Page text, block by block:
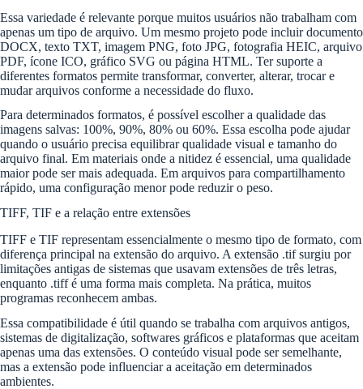
Essa variedade é relevante porque muitos usuários não trabalham com
apenas um tipo de arquivo. Um mesmo projeto pode incluir documento
DOCX, texto TXT, imagem PNG, foto JPG, fotografia HEIC, arquivo
PDF, ícone ICO, gráfico SVG ou página HTML. Ter suporte a
diferentes formatos permite transformar, converter, alterar, trocar e
mudar arquivos conforme a necessidade do fluxo.
Para determinados formatos, é possível escolher a qualidade das
imagens salvas: 100%, 90%, 80% ou 60%. Essa escolha pode ajudar
quando o usuário precisa equilibrar qualidade visual e tamanho do
arquivo final. Em materiais onde a nitidez é essencial, uma qualidade
maior pode ser mais adequada. Em arquivos para compartilhamento
rápido, uma configuração menor pode reduzir o peso.
TIFF, TIF e a relação entre extensões
TIFF e TIF representam essencialmente o mesmo tipo de formato, com
diferença principal na extensão do arquivo. A extensão .tif surgiu por
limitações antigas de sistemas que usavam extensões de três letras,
enquanto .tiff é uma forma mais completa. Na prática, muitos
programas reconhecem ambas.
Essa compatibilidade é útil quando se trabalha com arquivos antigos,
sistemas de digitalização, softwares gráficos e plataformas que aceitam
apenas uma das extensões. O conteúdo visual pode ser semelhante,
mas a extensão pode influenciar a aceitação em determinados
ambientes.